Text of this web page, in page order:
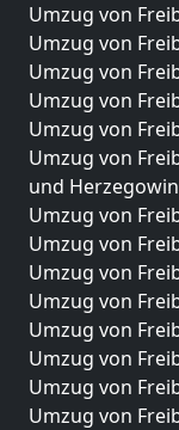
Umzug von
Umzug von
Umzug von
Umzug von
Umzug von
Umzug von
und
Umzug von
Umzug von
Umzug von
Umzug von
Umzug von
Umzug von
Umzug von
Umzug von